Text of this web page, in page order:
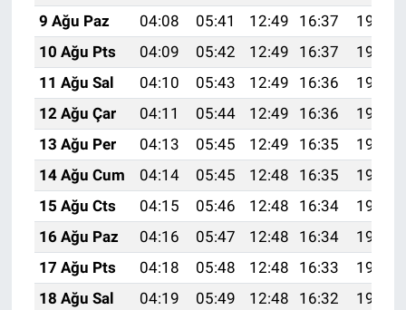
9 Ağu Paz
04:08 05:41 12:49 16:37
19:47
10 Ağu Pts
04:09 05:42 12:49 16:37
19:46
11 Ağu Sal
04:10 05:43 12:49 16:36
19:45
12 Ağu Çar
04:11 05:44 12:49 16:36
19:44
13 Ağu Per
04:13 05:45 12:49 16:35
19:43
14 Ağu Cum
04:14 05:45 12:48 16:35
19:41
15 Ağu Cts
04:15 05:46 12:48 16:34
19:40
16 Ağu Paz
04:16 05:47 12:48 16:34
19:39
17 Ağu Pts
04:18 05:48 12:48 16:33
19:38
18 Ağu Sal
04:19 05:49 12:48 16:32
19:36